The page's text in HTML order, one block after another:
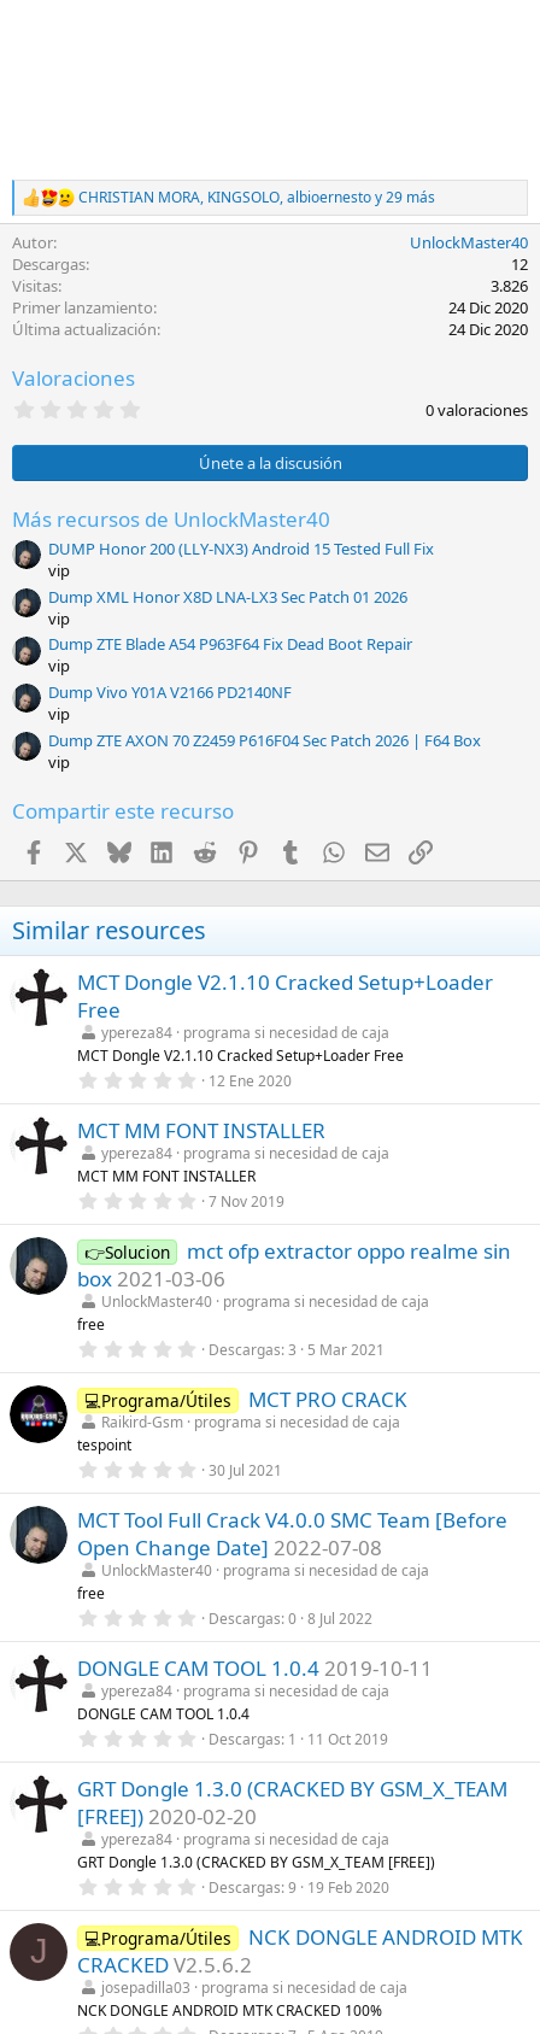
R
e
a
c
c
i
o
n
s
CHRISTIAN MORA, KINGSOLO,albioernestoy 29 más
Autor
UnlockMaster40
Descargas
12
Visitas
3.826
Primer lanzamiento
24 Dic 2020
Última actualización
24 Dic 2020
Valoraciones
0
e
t
r
e
l
a
s
0 valoraciones
Únete a la discusión
Más recursos de UnlockMaster40
DUMP Honor 200 (LLY-NX3) Android 15 Tested Full Fix
vip
Dump XML Honor X8D LNA-LX3 Sec Patch 01 2026
vip
Dump ZTE Blade A54 P963F64 Fix Dead Boot Repair
vip
Dump Vivo Y01A V2166 PD2140NF
vip
Dump ZTE AXON 70 Z2459 P616F04 Sec Patch 2026 | F64 Box
vip
Compartir este recurso
Facebook BlueskyLinkedInReddit PinterestTumblr WhatsApp
EmailEnlace
Similar resources
MCT Dongle V2.1.10 Cracked Setup+Loader
Free
ypereza84 programa si necesidad de caja
MCT Dongle V2.1.10 Cracked Setup+Loader Free
0
0
0
e
s
t
r
l
l
a
(
s
)
12 Ene 2020
MCT MM FONT INSTALLER
ypereza84 programa si necesidad de caja
MCT MM FONT INSTALLER
0
0
0
e
s
t
l
a
(
s
)
7 Nov 2019
👉Solucion
mct ofp extractor oppo realme sin
box 2021-03-06
UnlockMaster40 programa si necesidad de caja
free
0
0
0
e
s
r
l
l
a
(
s
)
Descargas 3 5 Mar 2021
💻Programa/Útiles MCT PRO CRACK
Raikird-Gsm programa si necesidad de caja
tespoint
0
0
0
e
s
t
l
(
s
)
30 Jul 2021
MCT Tool Full Crack V4.0.0 SMC Team [Before
Open Change Date] 2022-07-08
UnlockMaster40 programa si necesidad de caja
free
0
0
0
e
s
t
r
l
l
a
(
s
)
Descargas 0 8 Jul 2022
DONGLE CAM TOOL 1.0.4 2019-10-11
ypereza84 programa si necesidad de caja
DONGLE CAM TOOL 1.0.4
0
0
0
e
s
t
r
e
l
a
(
s
)
Descargas 1 11 Oct 2019
GRT Dongle 1.3.0 (CRACKED BY GSM_X_TEAM
[FREE]) 2020-02-20
ypereza84 programa si necesidad de caja
GRT Dongle 1.3.0 (CRACKED BY GSM_X_TEAM [FREE])
0
0
0
e
s
t
r
e
Descargas 9 19 Feb 2020
J 💻Programa/Útiles
NCK DONGLE ANDROID MTK
CRACKEDV2.5.6.2
josepadilla03
programa si necesidad de caja
NCK DONGLE ANDROID MTK CRACKED 100%